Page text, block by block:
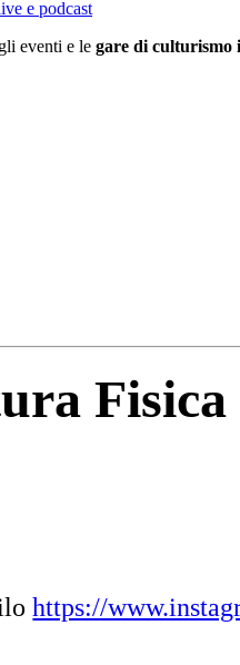
eventi e legare di culturismo
https://